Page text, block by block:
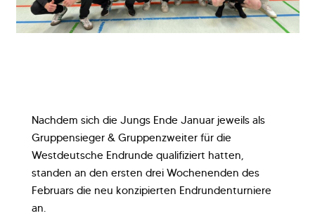
Nachdem sich die Jungs Ende Januar jeweils als
Gruppensieger & Gruppenzweiter für die
Westdeutsche Endrunde qualifiziert hatten,
standen an den ersten drei Wochenenden des
Februars die neu konzipierten Endrundenturniere
an.